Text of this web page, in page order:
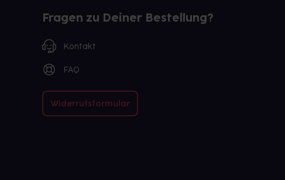
Fragen zu Deiner Bestellung?
Kontakt
FAQ
Widerrufsformular